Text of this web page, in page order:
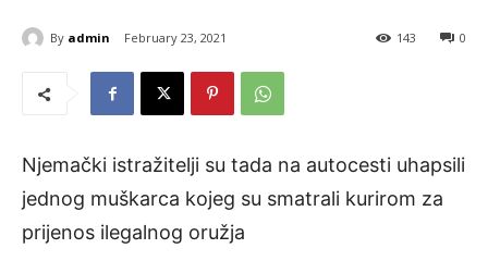
By admin February 23, 2021 0
143
Njemački istražitelji su tada na autocesti uhapsili
jednog muškarca kojeg su smatrali kurirom za
prijenos ilegalnog oružja